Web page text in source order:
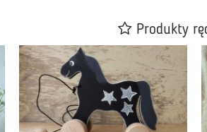
Produkty